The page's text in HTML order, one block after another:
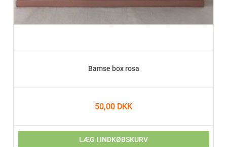
Bamse box rosa
50,00 DKK
LÆG I INDKØBSKURV